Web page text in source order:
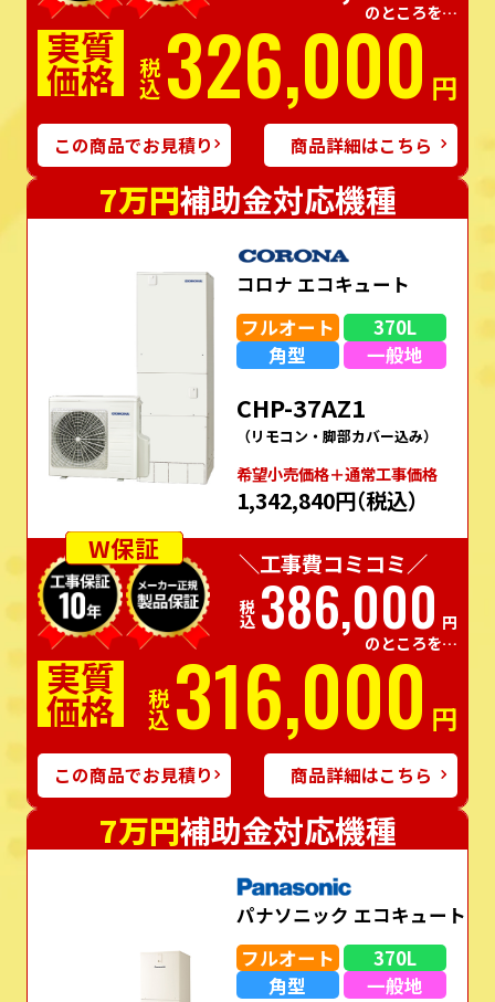
のところを…
実質
価格 税込326,000 円
この商品でお見積り 商品詳細はこちら
7万円補助金対応機種
コロナ エコキュート
フルオート
370L
角型
一般地
CHP-37AZ1
（リモコン・脚部カバー込み）
希望⼩売価格＋通常⼯事価格
1,342,840円（税込）
W保証
＼工事費コミコミ／
税込 386,000 円
のところを…
実質
価格 税込316,000 円
この商品でお見積り 商品詳細はこちら
7万円補助金対応機種
パナソニック エコキュート
フルオート
370L
角型
一般地